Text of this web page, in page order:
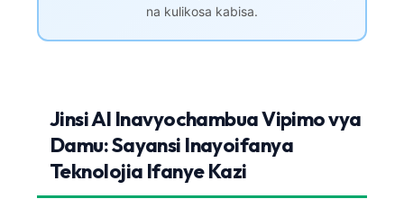
na kulikosa kabisa.
Jinsi AI Inavyochambua Vipimo vya
Damu: Sayansi Inayoifanya
Teknolojia Ifanye Kazi